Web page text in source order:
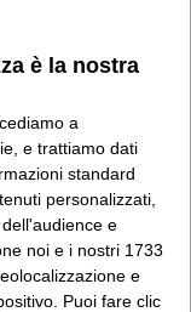
è la nostra
a
e trattiamo dati
standard
personalizzati,
e
noi e i nostri 1733
e
Puoi fare clic